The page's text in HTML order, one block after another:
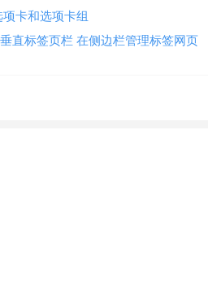
卡和选项卡组
直标签页栏 在侧边栏管理标签网页